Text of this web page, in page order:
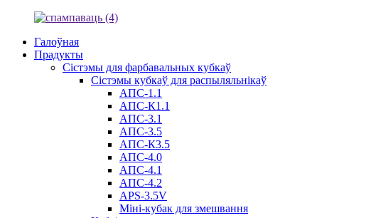
Галоўная
Прадукты
Сістэмы для фарбавальных кубкаў
Сістэмы кубкаў для распыляльнікаў
АПС-1.1
АПС-К1.1
АПС-3.1
АПС-3.5
АПС-К3.5
АПС-4.0
АПС-4.1
АПС-4.2
APS-3.5V
Міні-кубак для змешвання